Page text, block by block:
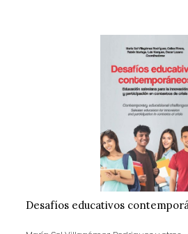
Desafíos educativos